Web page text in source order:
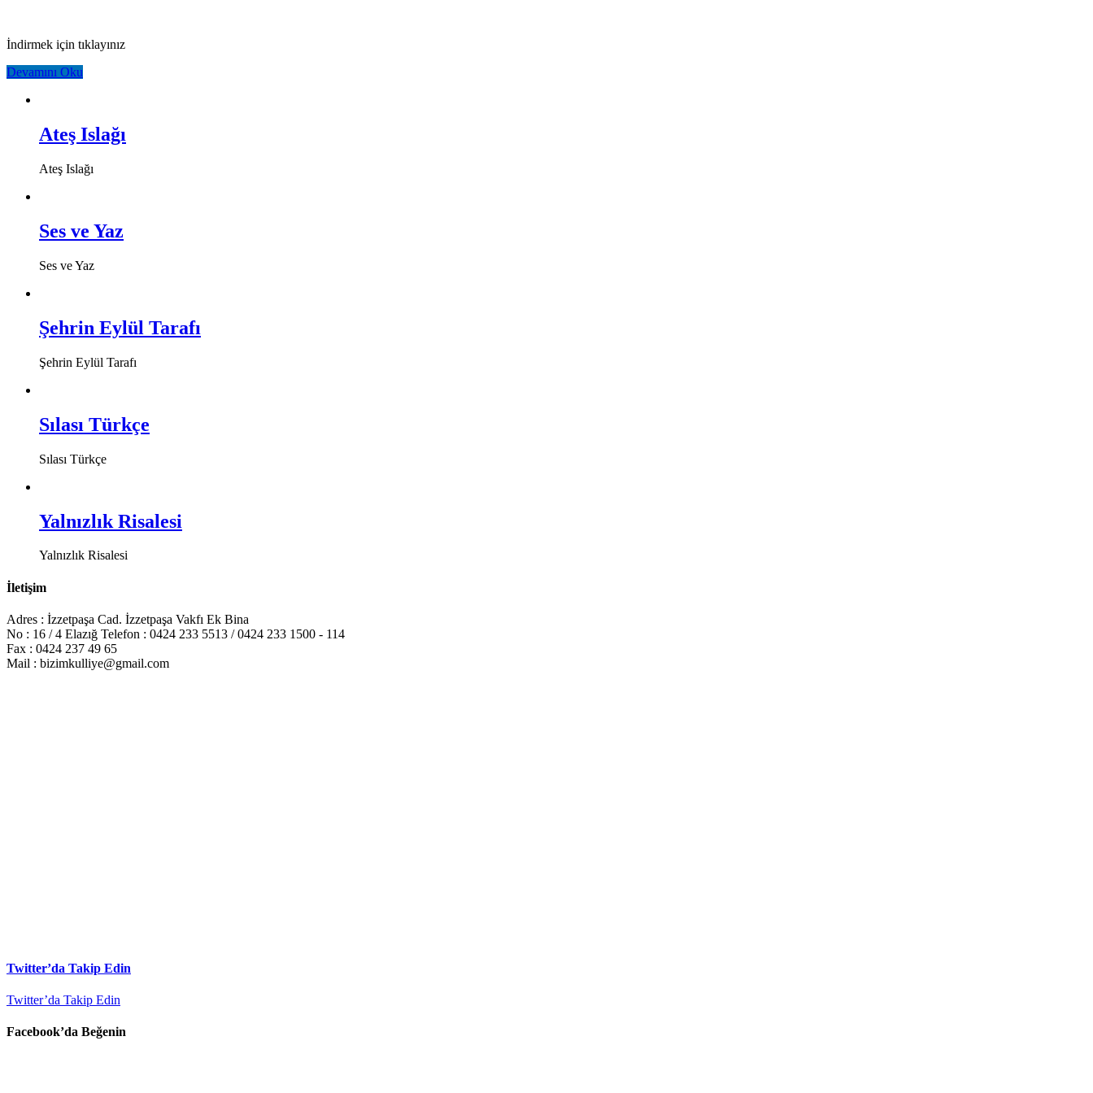
İndirmek için tıklayınız
Devamını Oku
Ateş Islağı
Ateş Islağı
Ses ve Yaz
Ses ve Yaz
Şehrin Eylül Tarafı
Şehrin Eylül Tarafı
Sılası Türkçe
Sılası Türkçe
Yalnızlık Risalesi
Yalnızlık Risalesi
İletişim
Adres : İzzetpaşa Cad. İzzetpaşa Vakfı Ek Bina
No : 16 / 4 Elazığ Telefon : 0424 233 5513 / 0424 233 1500 - 114
Fax : 0424 237 49 65
Mail : bizimkulliye@gmail.com
Twitter’da Takip Edin
Twitter’da Takip Edin
Facebook’da Beğenin